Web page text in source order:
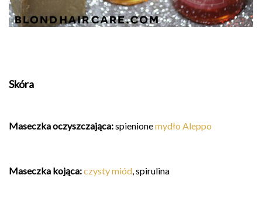
Skóra
Maseczka oczyszczająca:spienionemydło Aleppo
Maseczka kojąca:czysty miód, spirulina